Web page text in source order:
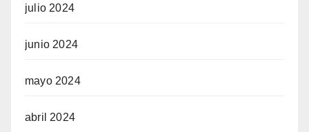
julio 2024
junio 2024
mayo 2024
abril 2024